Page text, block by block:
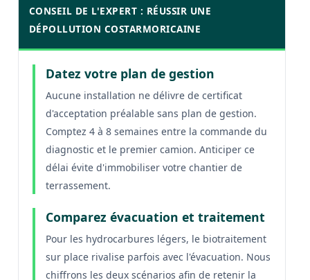
CONSEIL DE L'EXPERT : RÉUSSIR UNE
DÉPOLLUTION COSTARMORICAINE
Datez votre plan de gestion
Aucune installation ne délivre de certificat
d'acceptation préalable sans plan de gestion.
Comptez 4 à 8 semaines entre la commande du
diagnostic et le premier camion. Anticiper ce
délai évite d'immobiliser votre chantier de
terrassement.
Comparez évacuation et traitement
Pour les hydrocarbures légers, le biotraitement
sur place rivalise parfois avec l'évacuation. Nous
chiffrons les deux scénarios afin de retenir la